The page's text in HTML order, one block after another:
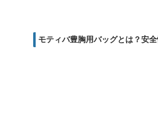
モティバ豊胸用バッグとは？安